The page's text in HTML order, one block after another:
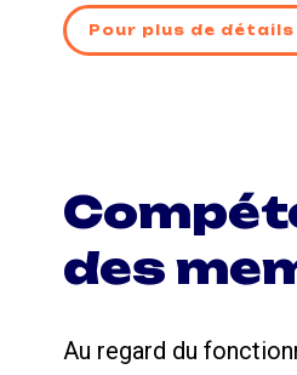
Pour plus de
des
Au regard du